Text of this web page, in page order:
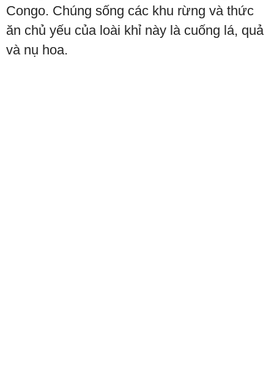
Congo. Chúng sống các khu rừng và thức
ăn chủ yếu của loài khỉ này là cuống lá, quả
và nụ hoa.